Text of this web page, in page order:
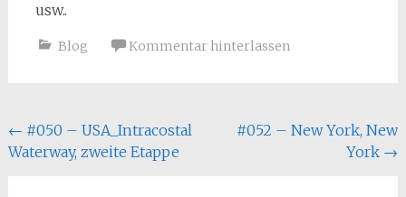
usw..
Blog Kommentar hinterlassen
Beitragsnavigation
← #050 – USA_Intracostal
Waterway, zweite Etappe
#052 – New York, New
York →